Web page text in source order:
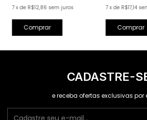
7 xde R$12,86 sem juros
Comprar
7 xde R$17,14
Comprar
CADASTRE-
e receba ofertas exclusivas por